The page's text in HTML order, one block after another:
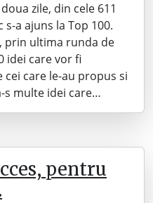
zile, din cele 611
a ajuns la Top 100.
prin ultima runda de
idei care vor fi
care le-au propus si
s multe idei care…
pentru